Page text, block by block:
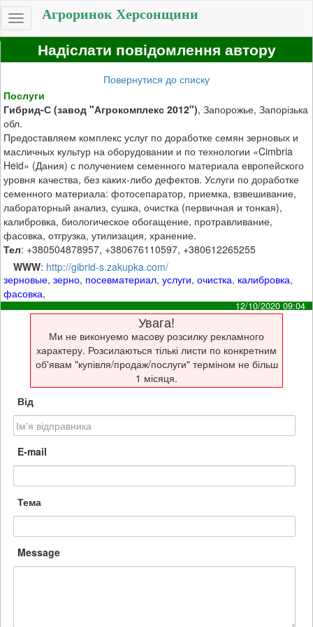
Toggle
navigation
Агроринок Херсонщини
Надіслати повідомлення автору
Повернутися до списку
Послуги
Гибрид-С (завод "Агрокомплекс 2012"), Запорожье, Запорізька
обл.
Предоставляем комплекс услуг по доработке семян зерновых и
масличных культур на оборудовании и по технологии «Cimbria
Heid» (Дания) с получением семенного материала европейского
уровня качества, без каких-либо дефектов. Услуги по доработке
семенного материала: фотосепаратор, приемка, взвешивание,
лабораторный анализ, сушка, очистка (первичная и тонкая),
калибровка, биологическое обогащение, протравливание,
фасовка, отгрузка, утилизация, хранение.
Тел: +380504878957, +380676110597, +380612265255
WWW: http://gibrid-s.zakupka.com/
зерновые,зерно, посевматериал,услуги,очистка, калибровка,
фасовка,
12/10/2020 09:04
Увага!
Ми не виконуемо масову розсилку рекламного
характеру. Розсилаються тількі листи по конкретним
об'явам "купівля/продаж/послуги" терміном не більш
1 місяця.
Від
E-mail
Тема
Message